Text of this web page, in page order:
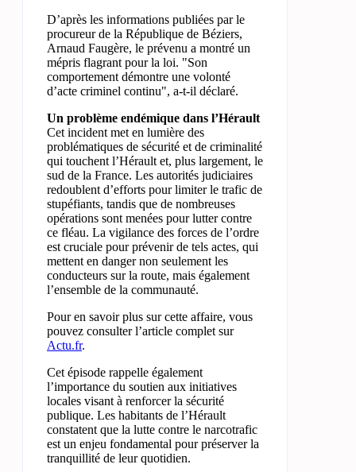
D’après les informations publiées par le
procureur de la République de Béziers,
Arnaud Faugère, le prévenu a montré un
mépris flagrant pour la loi. "Son
comportement démontre une volonté
d’acte criminel continu", a-t-il déclaré.
Un problème endémique dans l’Hérault
Cet incident met en lumière des
problématiques de sécurité et de criminalité
qui touchent l’Hérault et, plus largement, le
sud de la France. Les autorités judiciaires
redoublent d’efforts pour limiter le trafic de
stupéfiants, tandis que de nombreuses
opérations sont menées pour lutter contre
ce fléau. La vigilance des forces de l’ordre
est cruciale pour prévenir de tels actes, qui
mettent en danger non seulement les
conducteurs sur la route, mais également
l’ensemble de la communauté.
Pour en savoir plus sur cette affaire, vous
pouvez consulter l’article complet sur
Actu.fr.
Cet épisode rappelle également
l’importance du soutien aux initiatives
locales visant à renforcer la sécurité
publique. Les habitants de l’Hérault
constatent que la lutte contre le narcotrafic
est un enjeu fondamental pour préserver la
tranquillité de leur quotidien.